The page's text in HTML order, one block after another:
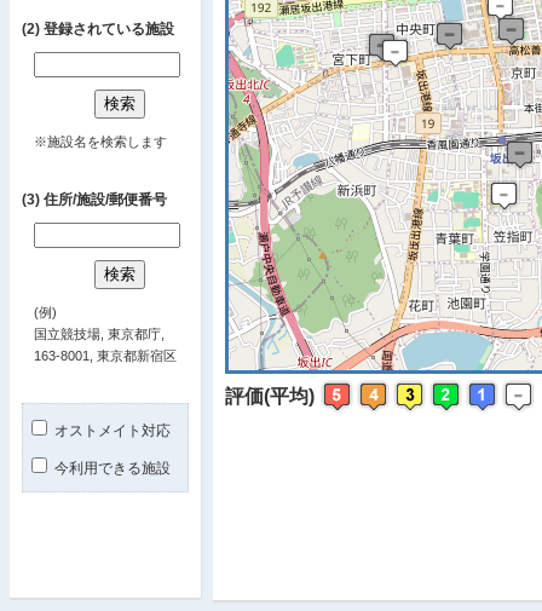
※ マップを
評価(平均)
(2) 登録されている施設
※施設名を検索します
(3) 住所/施設/郵便番号
(例)
国立競技場, 東京都庁,
163-8001, 東京都新宿区
オストメイト対応
今利用できる施設